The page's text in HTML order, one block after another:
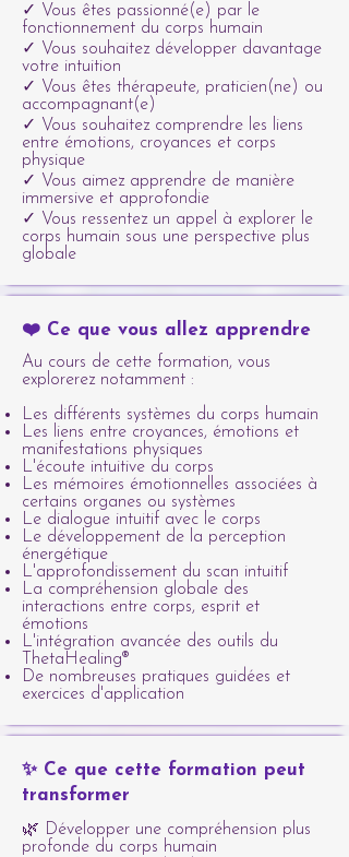
✓ Vous êtes passionné(e) par le
fonctionnement du corps humain
✓ Vous souhaitez développer davantage
votre intuition
✓ Vous êtes thérapeute, praticien(ne) ou
accompagnant(e)
✓ Vous souhaitez comprendre les liens
entre émotions, croyances et corps
physique
✓ Vous aimez apprendre de manière
immersive et approfondie
✓ Vous ressentez un appel à explorer le
corps humain sous une perspective plus
globale
❤️ Ce que vous allez apprendre
Au cours de cette formation, vous
explorerez notamment :
Les différents systèmes du corps humain
Les liens entre croyances, émotions et
manifestations physiques
L'écoute intuitive du corps
Les mémoires émotionnelles associées à
certains organes ou systèmes
Le dialogue intuitif avec le corps
Le développement de la perception
énergétique
L'approfondissement du scan intuitif
La compréhension globale des
interactions entre corps, esprit et
émotions
L'intégration avancée des outils du
ThetaHealing®
De nombreuses pratiques guidées et
exercices d'application
✨ Ce que cette formation peut
transformer
🌿 Développer une compréhension plus
profonde du corps humain